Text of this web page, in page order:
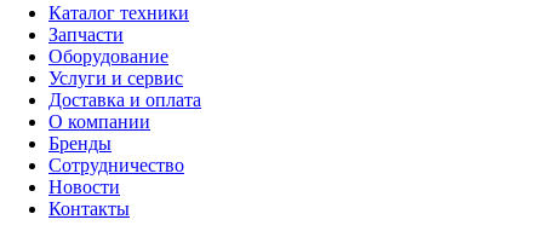
Каталог техники
Запчасти
Оборудование
Услуги и сервис
Доставка и оплата
О компании
Бренды
Сотрудничество
Новости
Контакты